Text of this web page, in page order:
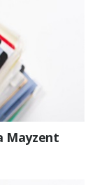
Mayzent